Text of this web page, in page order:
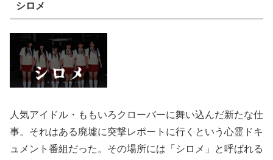
シロメ
人気アイドル・ももいろクローバーに舞い込んだ新たな仕
事。それはある廃墟に突撃レポートに行くという心霊ドキ
ュメント番組だった。その場所には「シロメ」と呼ばれる